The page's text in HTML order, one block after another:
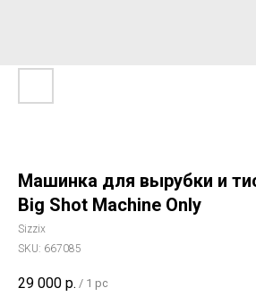
Машинка для вырубки и
Big Shot Machine Only
Sizzix
SKU: 667085
29 000 р. / 1 pc